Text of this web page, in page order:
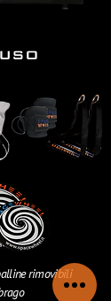
rimovibili